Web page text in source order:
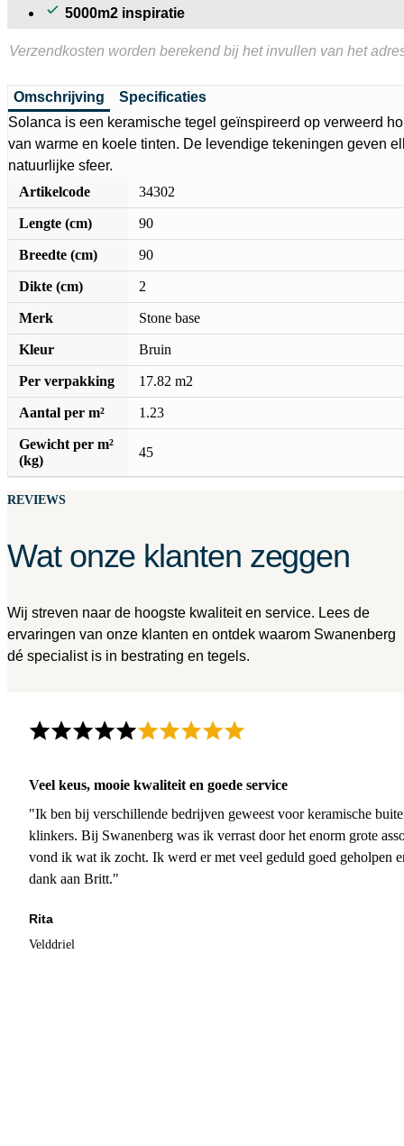
5000m2 inspiratie
Verzendkosten worden berekend bij het invullen van het
Omschrijving
Specificaties
Solanca is een keramische tegel geïnspireerd op verweerd
van warme en koele tinten. De levendige tekeningen geven
natuurlijke sfeer.​
Artikelcode
34302
Lengte (cm) 90
Breedte (cm) 90
Dikte (cm) 2
Merk Stone base
Kleur Bruin
Per verpakking 17.82 m2
Aantal per m² 1.23
Gewicht per m²
(kg)
45
REVIEWS
Wat onze klanten zeggen
Wij streven naar de hoogste kwaliteit en service. Lees de
ervaringen van onze klanten en ontdek waarom Swanenberg
dé specialist is in bestrating en tegels.
Veel keus, mooie kwaliteit en goede service
"Ik ben bij verschillende bedrijven geweest voor keramische
klinkers. Bij Swanenberg was ik verrast door het enorm grote
vond ik wat ik zocht. Ik werd er met veel geduld goed geholpen
dank aan Britt."
Rita
Velddriel